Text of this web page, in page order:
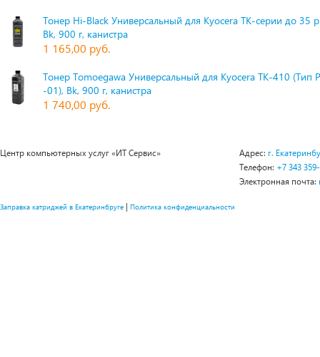
Тонер Hi-Black Универсальный для Kyocera TK-серии до 35
Bk, 900 г, канистра
1 165,00 руб.
Тонер Tomoegawa Универсальный для Kyocera TK-410 (Тип
-01), Bk, 900 г, канистра
1 740,00 руб.
Центр компьютерных услуг «ИТ Сервис» Адрес: г.
Телефон: +7 343
Электронная почта:
Заправка катриджей в Екатеринбруге | Политика конфиденциальности